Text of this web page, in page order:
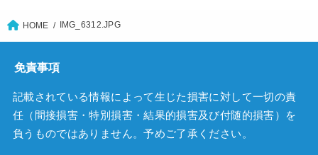
HOME IMG_6312.JPG
免責事項
記載されている情報によって生じた損害に対して一切の責
任（間接損害・特別損害・結果的損害及び付随的損害）を
負うものではありません。予めご了承ください。